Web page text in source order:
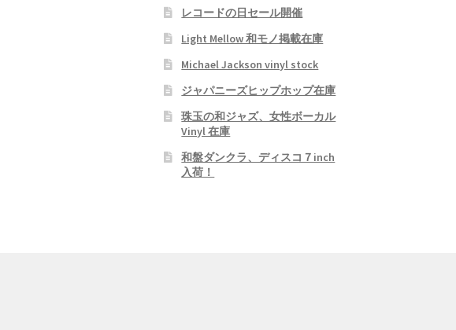
レコードの日セール開催
Light Mellow 和モノ掲載在庫
Michael Jackson vinyl stock
ジャパニーズヒップホップ在庫
珠玉の和ジャズ、女性ボーカル
Vinyl 在庫
和盤ダンクラ、ディスコ７inch
入荷！